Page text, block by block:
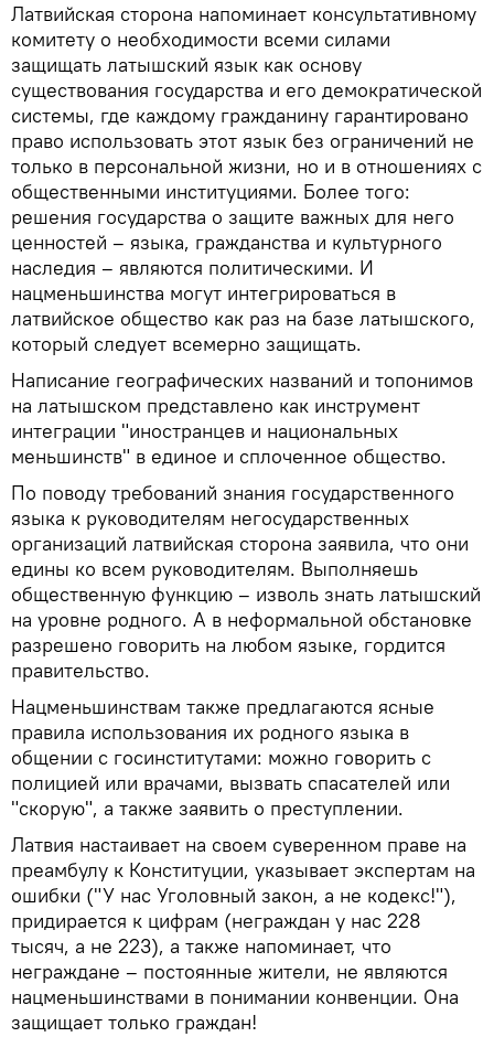
Латвийская сторона напоминает консультативному
комитету о необходимости всеми силами
защищать латышский язык как основу
существования государства и его демократической
системы, где каждому гражданину гарантировано
право использовать этот язык без ограничений не
только в персональной жизни, но и в отношениях с
общественными институциями. Более того:
решения государства о защите важных для него
ценностей – языка, гражданства и культурного
наследия – являются политическими. И
нацменьшинства могут интегрироваться в
латвийское общество как раз на базе латышского,
который следует всемерно защищать.
Написание географических названий и топонимов
на латышском представлено как инструмент
интеграции "иностранцев и национальных
меньшинств" в единое и сплоченное общество.
По поводу требований знания государственного
языка к руководителям негосударственных
организаций латвийская сторона заявила, что они
едины ко всем руководителям. Выполняешь
общественную функцию – изволь знать латышский
на уровне родного. А в неформальной обстановке
разрешено говорить на любом языке, гордится
правительство.
Нацменьшинствам также предлагаются ясные
правила использования их родного языка в
общении с госинститутами: можно говорить с
полицией или врачами, вызвать спасателей или
"скорую", а также заявить о преступлении.
Латвия настаивает на своем суверенном праве на
преамбулу к Конституции, указывает экспертам на
ошибки ("У нас Уголовный закон, а не кодекс!"),
придирается к цифрам (неграждан у нас 228
тысяч, а не 223), а также напоминает, что
неграждане – постоянные жители, не являются
нацменьшинствами в понимании конвенции. Она
защищает только граждан!